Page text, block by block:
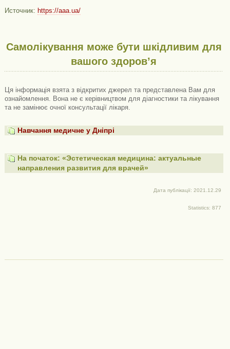
Источник: https://aaa.ua/
Самолікування може бути шкідливим для
вашого здоров’я
Ця інформація взята з відкритих джерел та представлена ​​Вам для
ознайомлення. Вона не є керівництвом для діагностики та лікування
та не замінює очної консультації лікаря.
Навчання медичне у Дніпрі
На початок: «Эстетическая медицина: актуальные
направления развития для врачей»
Дата публікації: 2021.12.29
Statistics: 877